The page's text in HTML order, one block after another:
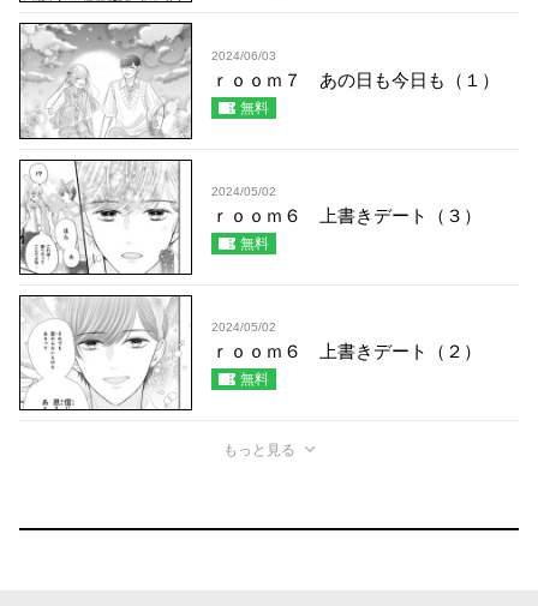
2024/06/03
ｒｏｏｍ７ あの日も今日も（１）
無料
2024/05/02
ｒｏｏｍ６ 上書きデート（３）
無料
2024/05/02
ｒｏｏｍ６ 上書きデート（２）
無料
もっと見る